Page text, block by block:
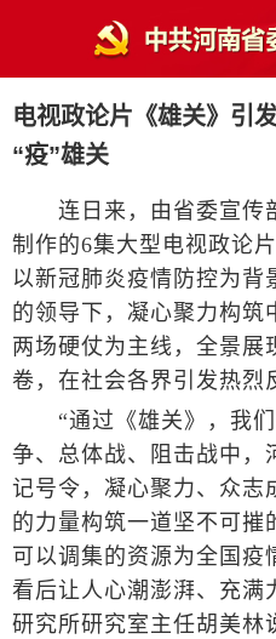
电视政论片《雄关》引
“疫”雄关
连日来，由省委宣传
制作的6集大型电视政论
以新冠肺炎疫情防控为背
的领导下，凝心聚力构筑
两场硬仗为主线，全景展
卷，在社会各界引发热烈
“通过《雄关》，我们
争、总体战、阻击战中，
记号令，凝心聚力、众志
的力量构筑一道坚不可摧
可以调集的资源为全国疫
看后让人心潮澎湃、充满
研究所研究室主任胡美林